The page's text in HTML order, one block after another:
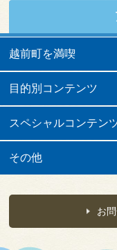
越前町を満喫
目的別コンテンツ
スペシャルコンテン
その他
お